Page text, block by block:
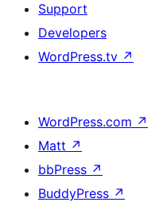
Support
Developers
WordPress.tv ↗
WordPress.com ↗
Matt ↗
bbPress ↗
BuddyPress ↗